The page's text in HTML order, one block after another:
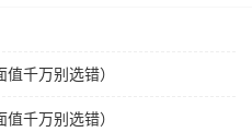
千万别选错）
千万别选错）